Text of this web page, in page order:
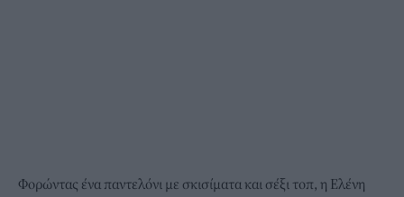
Φορώντας ένα παντελόνι με σκισίματα και σέξι τοπ, η Ελένη